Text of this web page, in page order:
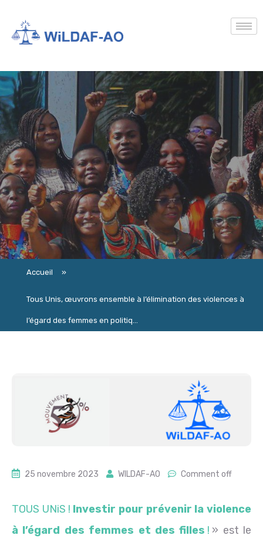
Accueil »
Tous Unis, œuvrons ensemble à l’élimination des violences à
l’égard des femmes en politiq...
25 novembre 2023 WILDAF-AO Comment off
TOUS UNiS ! Investir pour prévenir la violence
à l’égard des femmes et des filles ! » est le